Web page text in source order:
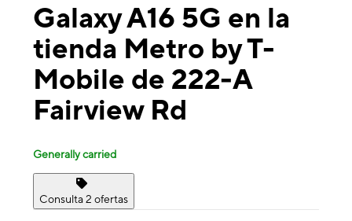
Galaxy A16 5G en la
tienda Metro by T-
Mobile de 222-A
Fairview Rd
Generally carried
Consulta 2 ofertas